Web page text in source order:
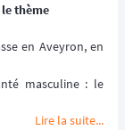
thème
en Aveyron, en
masculine : le
à-dire aux motos
Lire la suite...